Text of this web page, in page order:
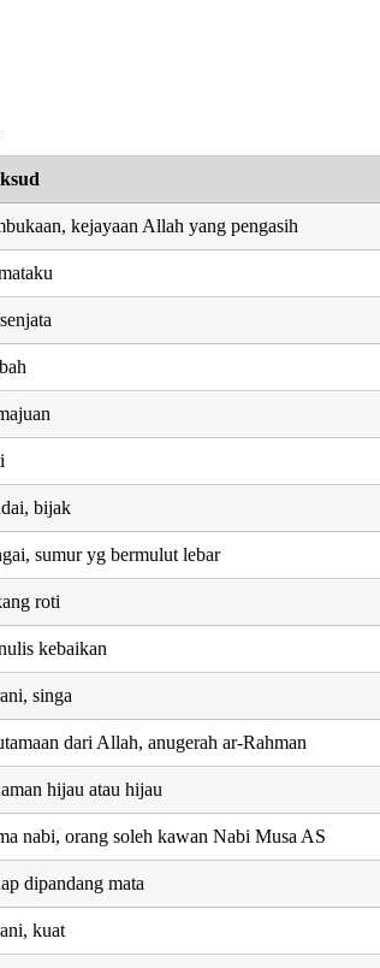
kejayaan Allah yang pengasih
bijak
sumur yg bermulut lebar
roti
kebaikan
singa
dari Allah, anugerah ar-Rahman
hijau atau hijau
nabi, orang soleh kawan Nabi Musa AS
dipandang mata
kuat